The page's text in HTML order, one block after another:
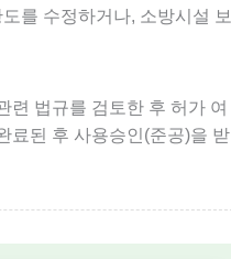
를 수정하거나, 소방시설 보
련 법규를 검토한 후 허가 여
료된 후 사용승인(준공)을 받